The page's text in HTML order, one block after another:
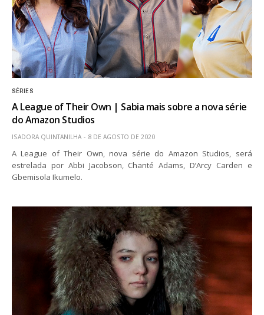
SÉRIES
A League of Their Own | Sabia mais sobre a nova série
do Amazon Studios
ISADORA QUINTANILHA 8 DE AGOSTO DE 2020
A League of Their Own, nova série do Amazon Studios, será
estrelada por Abbi Jacobson, Chanté Adams, D’Arcy Carden e
Gbemisola Ikumelo.